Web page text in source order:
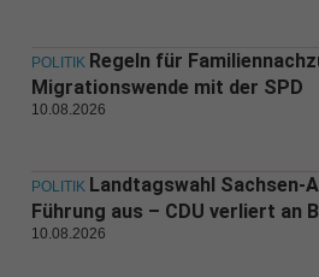
POLITIK Regeln für
Migrationswende mit der SPD
10.08.2026
POLITIK Landtagswahl Sachsen-
Führung aus – CDU verliert an
10.08.2026